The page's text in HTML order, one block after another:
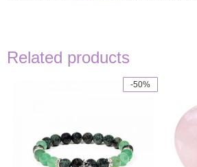
Related products
-50%
multiple
variants.
The
options